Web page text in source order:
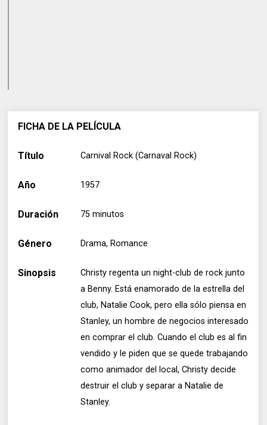
FICHA DE LA PELÍCULA
Título Carnival Rock (Carnaval Rock)
Año 1957
Duración 75 minutos
Género Drama, Romance
Sinopsis
Christy regenta un night-club de rock junto
a Benny. Está enamorado de la estrella del
club, Natalie Cook, pero ella sólo piensa en
Stanley, un hombre de negocios interesado
en comprar el club. Cuando el club es al fin
vendido y le piden que se quede trabajando
como animador del local, Christy decide
destruir el club y separar a Natalie de
Stanley.